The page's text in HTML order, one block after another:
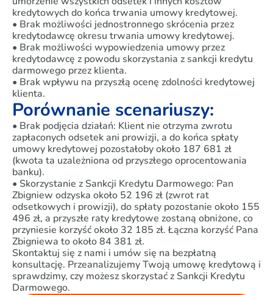
kredytowych do końca trwania umowy kredytowej.
• Brak możliwości jednostronnego skrócenia przez
kredytodawcę okresu trwania umowy kredytowej.
• Brak możliwości wypowiedzenia umowy przez
kredytodawcę z powodu skorzystania z sankcji kredytu
darmowego przez klienta.
• Brak wpływu na przyszłą ocenę zdolności kredytowej
klienta.
Porównanie scenariuszy:
• Brak podjęcia działań: Klient nie otrzyma zwrotu
zapłaconych odsetek ani prowizji, a do końca spłaty
umowy kredytowej pozostałoby około 187 681 zł
(kwota ta uzależniona od przyszłego oprocentowania
banku).
• Skorzystanie z Sankcji Kredytu Darmowego: Pan
Zbigniew odzyska około 52 196 zł (zwrot rat
odsetkowych i prowizji), do spłaty pozostanie około 155
496 zł, a przyszłe raty kredytowe zostaną obniżone, co
przyniesie korzyść około 32 185 zł. Łączna korzyść Pana
Zbigniewa to około 84 381 zł.
Skontaktuj się z nami i umów się na bezpłatną
konsultację. Przeanalizujemy Twoją umowę kredytową i
sprawdzimy, czy możesz skorzystać z Sankcji Kredytu
Darmowego.